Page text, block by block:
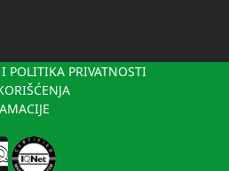
POLITIKA PRIVATNOSTI